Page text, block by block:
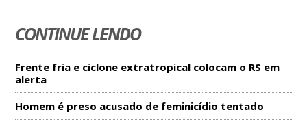
CONTINUE LENDO
Frente fria e ciclone extratropical colocam o RS em
alerta
Homem é preso acusado de feminicídio tentado